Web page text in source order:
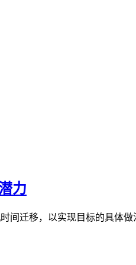
力
间迁移，以实现目标的具体做